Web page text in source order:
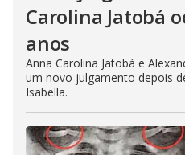
Carolina Jatobá
anos
Anna Carolina Jatobá e
um novo julgamento depois
Isabella.